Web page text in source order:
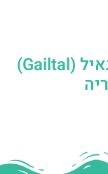
קניון Galitzen בטירול: עמק גאיל (Gailtal)